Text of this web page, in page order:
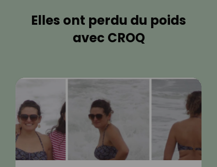
Elles ont perdu du poids
avec CROQ